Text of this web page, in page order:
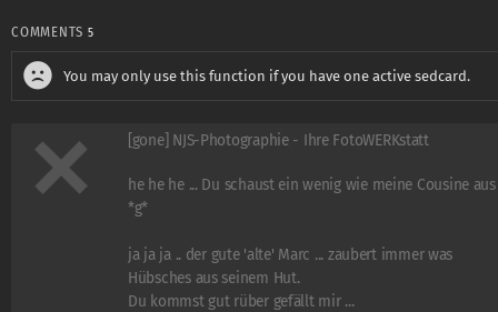
COMMENTS 5
You may only use this function if you have one active sedcard.
[gone] NJS-Photographie - Ihre FotoWERKstatt
he he he ... Du schaust ein wenig wie meine Cousine aus
*g*
ja ja ja .. der gute 'alte' Marc ... zaubert immer was
Hübsches aus seinem Hut.
Du kommst gut rüber gefällt mir ...